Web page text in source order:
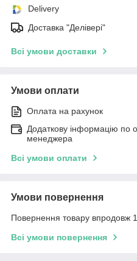
Delivery
Доставка "Делівері"
Всі умови доставки
Умови оплати
Оплата на рахунок
Додаткову інформацію по
менеджера
Всі умови оплати
Умови повернення
Повернення товару впродовж
Всі умови повернення